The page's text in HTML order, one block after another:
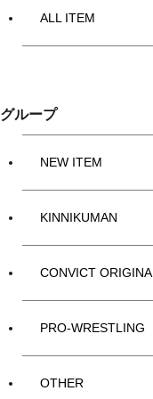
ALL ITEM
グループ
NEW ITEM
KINNIKUMAN
CONVICT
PRO-WRESTLING
OTHER